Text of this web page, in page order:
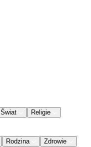
Świat
Religie
Rodzina
Zdrowie